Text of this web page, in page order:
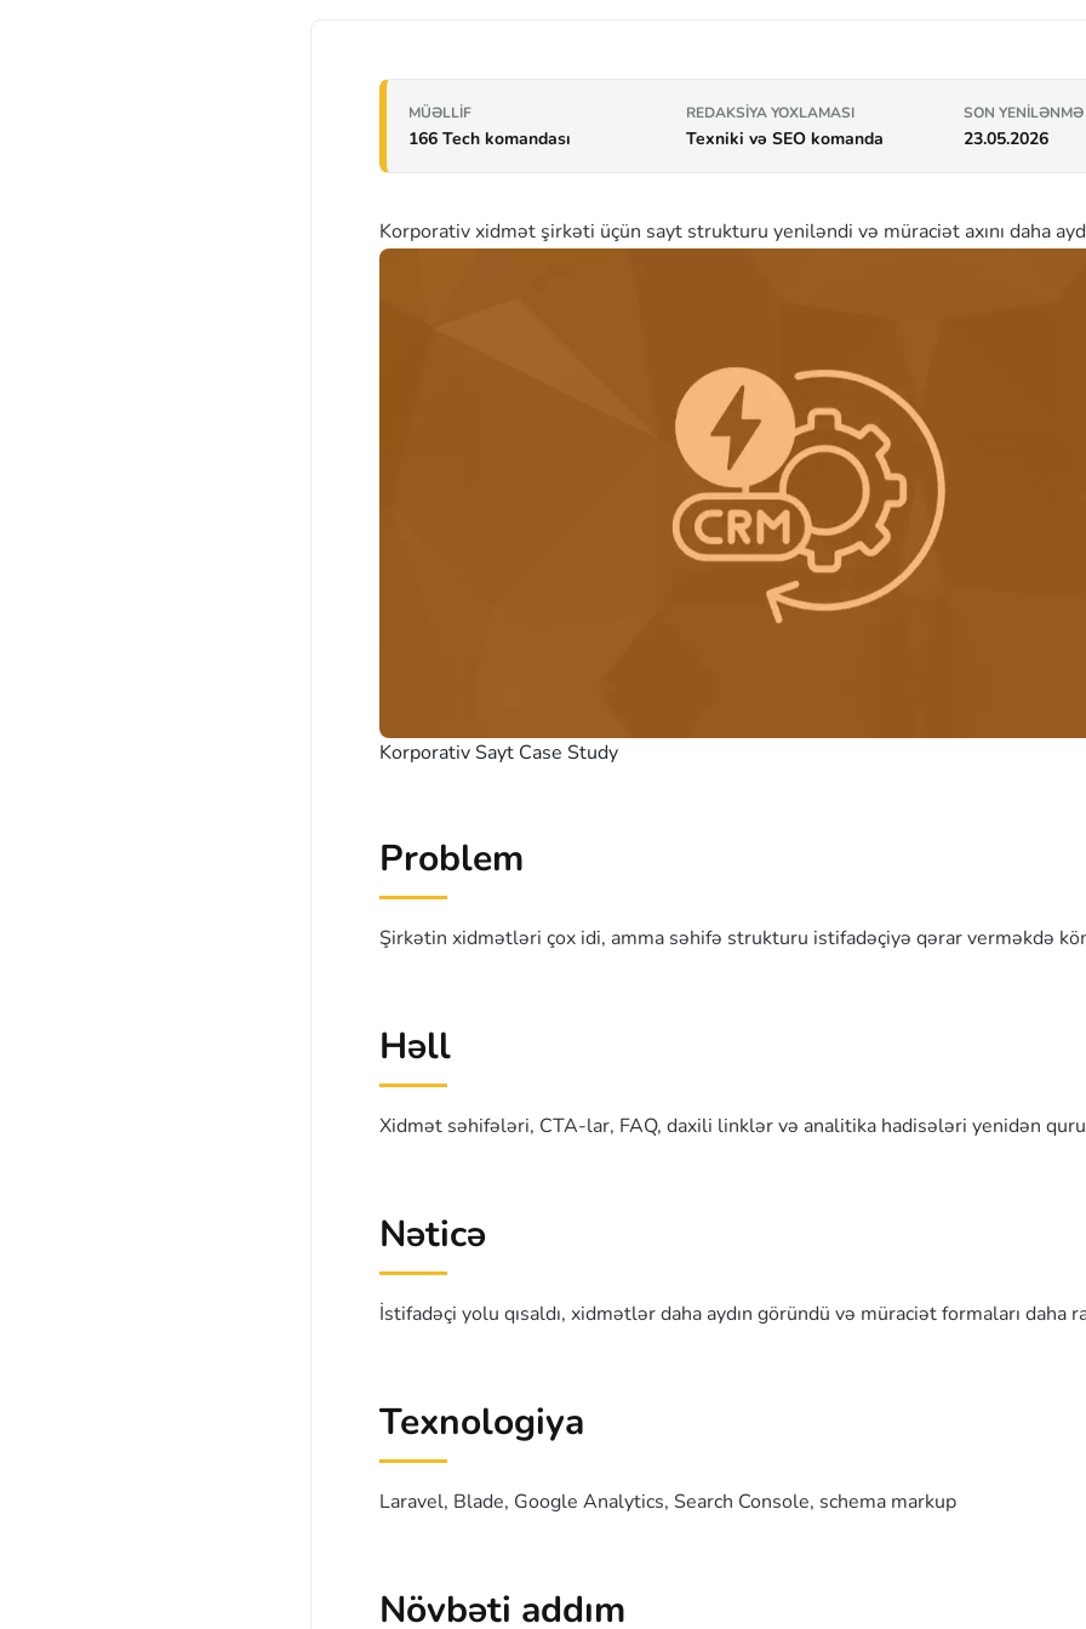
MÜƏLLIF
166 Tech komandası
REDAKSIYA YOXLAMASI
Texniki və SEO komanda
SON YENILƏNMƏ
23.05.2026
Korporativ xidmət şirkəti üçün sayt strukturu yeniləndi və müraciət axını daha
Korporativ Sayt Case Study
Problem
Şirkətin xidmətləri çox idi, amma səhifə strukturu istifadəçiyə qərar verməkdə
Həll
Xidmət səhifələri, CTA-lar, FAQ, daxili linklər və analitika hadisələri yenidən
Nəticə
İstifadəçi yolu qısaldı, xidmətlər daha aydın göründü və müraciət formaları daha
Texnologiya
Laravel, Blade, Google Analytics, Search Console, schema markup
Növbəti addım